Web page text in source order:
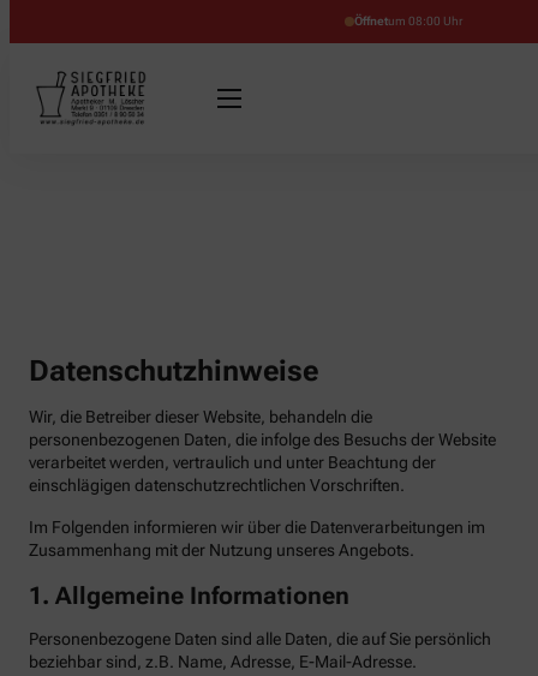
Öffnetum 08:00 Uhr
Datenschutzhinweise
Wir, die Betreiber dieser Website, behandeln die
personenbezogenen Daten, die infolge des Besuchs der Website
verarbeitet werden, vertraulich und unter Beachtung der
einschlägigen datenschutzrechtlichen Vorschriften.
Im Folgenden informieren wir über die Datenverarbeitungen im
Zusammenhang mit der Nutzung unseres Angebots.
1. Allgemeine Informationen
Personenbezogene Daten sind alle Daten, die auf Sie persönlich
beziehbar sind, z.B. Name, Adresse, E-Mail-Adresse.